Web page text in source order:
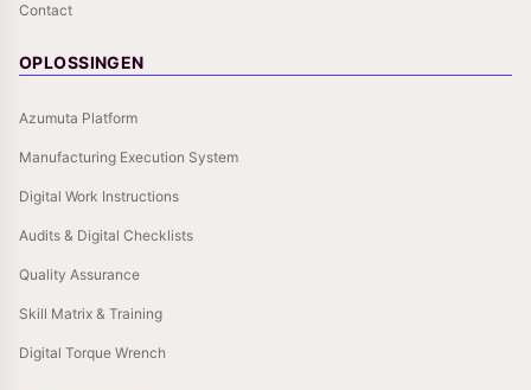
Contact
OPLOSSINGEN
Azumuta Platform
Manufacturing Execution System
Digital Work Instructions
Audits & Digital Checklists
Quality Assurance
Skill Matrix & Training
Digital Torque Wrench